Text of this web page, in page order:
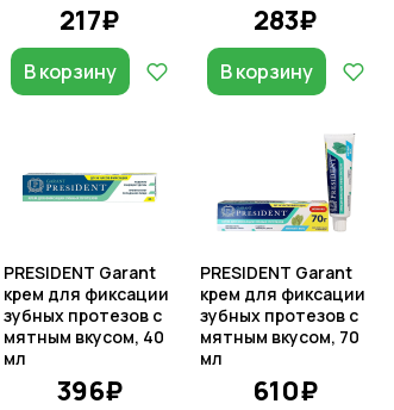
217₽
В корзину
283₽
В корзину
PRESIDENT Garant
крем для фиксации
зубных протезов с
мятным вкусом, 40
мл
396₽
PRESIDENT Garant
крем для фиксации
зубных протезов с
мятным вкусом, 70
мл
610₽